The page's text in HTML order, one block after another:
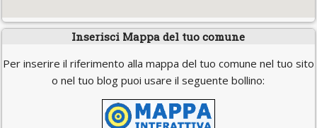
Inserisci Mappa del tuo comune
Per inserire il riferimento alla mappa del tuo comune nel tuo sito
o nel tuo blog puoi usare il seguente bollino: